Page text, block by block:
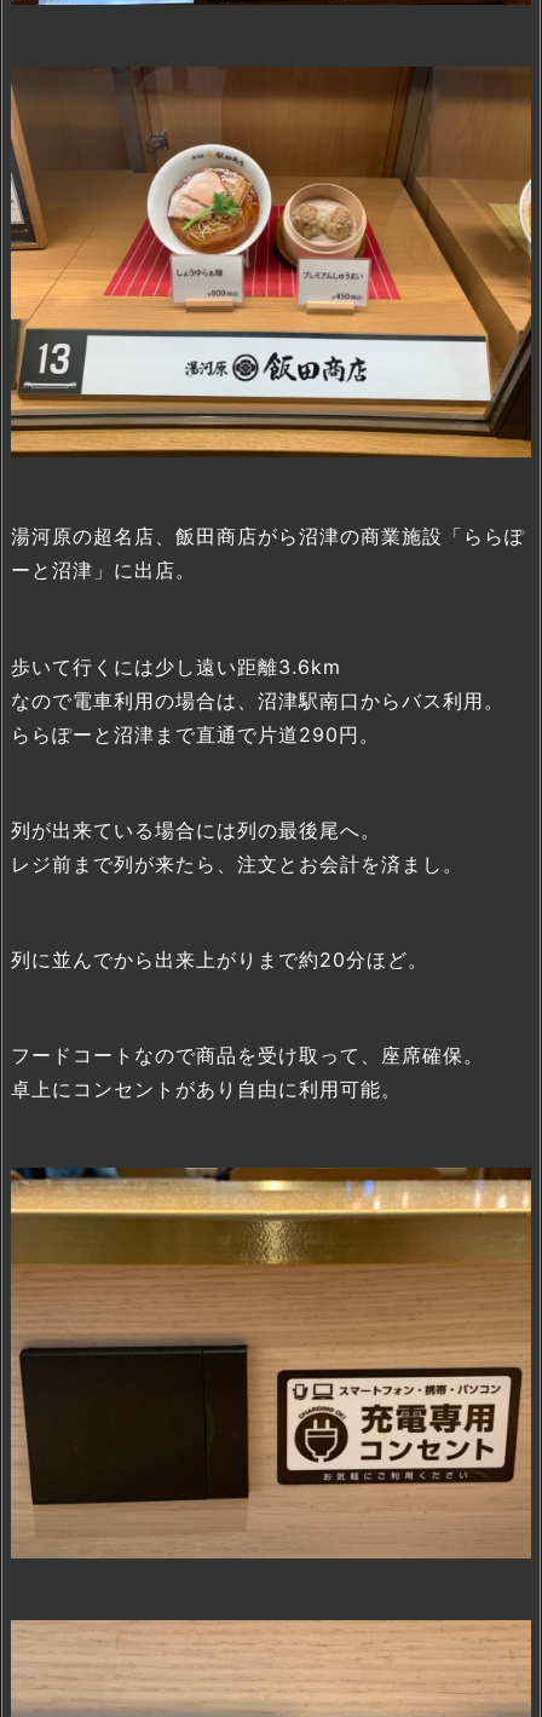
湯河原の超名店、飯田商店がら沼津の商業施設「ららぽ
ーと沼津」に出店。
歩いて行くには少し遠い距離3.6km
なので電車利用の場合は、沼津駅南口からバス利用。
ららぽーと沼津まで直通で片道290円。
列が出来ている場合には列の最後尾へ。
レジ前まで列が来たら、注文とお会計を済まし。
列に並んでから出来上がりまで約20分ほど。
フードコートなので商品を受け取って、座席確保。
卓上にコンセントがあり自由に利用可能。